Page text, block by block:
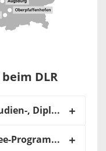
DLR
Kann ich beim DLR eine Studien-, Diplom-, Bachelor- oder Masterarbeit schreiben?
Gibt es beim DLR ein Trainee-Programme für Berufseinsteiger*innen?